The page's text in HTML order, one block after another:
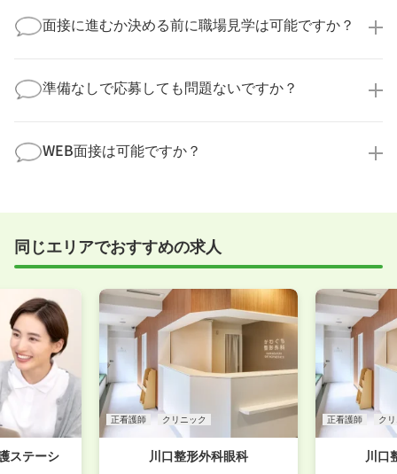
してお答えいたします。
勤務体制や職場の雰囲気、研修制度など、どんな小さ
す！
面接に進むか決める前に職場見学は可能ですか？
積極的に受け入れています。実際の職場環境や働く人
の様子を見ることで、より安心してご判断いただけま
ださい！
準備なしで応募しても問題ないですか？
まで、一からサポートいたします。「転職を考え始め
たばかり」「何から始めればいいか分からない」とい
WEB面接は可能ですか？
すめしていますが、企業様によってはWEB面接を導入
事前に確認することは可能ですので、お気軽にお申し
付けください！
同じエリアでおすすめの求人
ステーシ
正看護師 クリニック
川口整形外科眼科
正看護師 ク
川口